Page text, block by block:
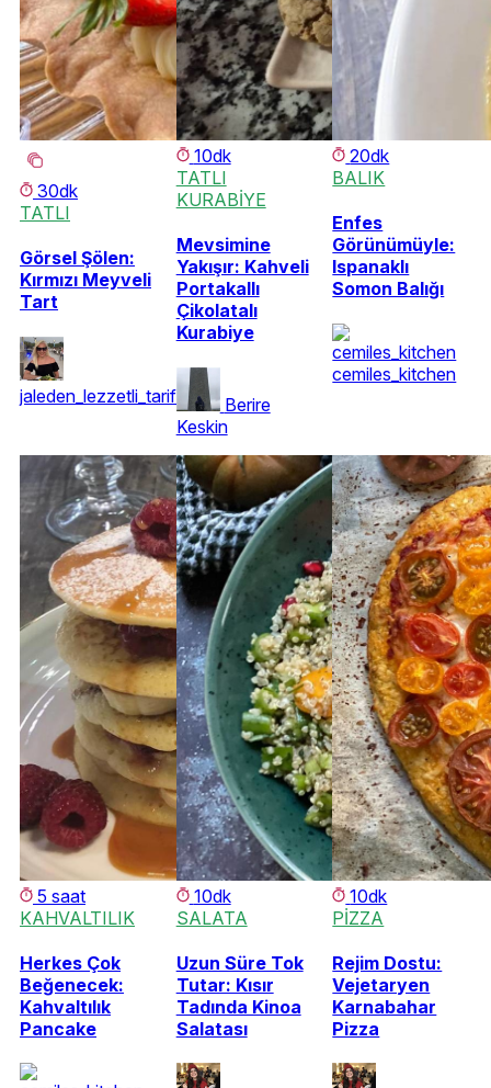
30dk
TATLI
Görsel Şölen:
Kırmızı Meyveli
Tart
jaleden_lezzetli_tarifler
10dk
TATLI
KURABİYE
Mevsimine
Yakışır: Kahveli
Portakallı
Çikolatalı
Kurabiye
Berire
Keskin
20dk
BALIK
Enfes
Görünümüyle:
Ispanaklı
Somon Balığı
cemiles_kitchen
5 saat
KAHVALTILIK
Herkes Çok
Beğenecek:
Kahvaltılık
Pancake
10dk
SALATA
Uzun Süre Tok
Tutar: Kısır
Tadında Kinoa
Salatası
10dk
PİZZA
Rejim Dostu:
Vejetaryen
Karnabahar
Pizza